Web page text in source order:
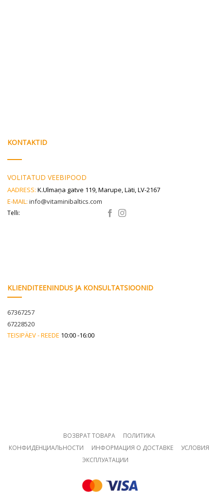
ВОЗВРАТ ТОВАРА
ПОЛИТИКА
КОНФИДЕНЦИАЛЬНОСТИ
ИНФОРМАЦИЯ О ДОСТАВКЕ
УСЛОВИЯ
ЭКСПЛУАТАЦИИ
KONTAKTID
VOLITATUD VEEBIPOOD
AADRESS: K.Ulmaņa gatve 119, Marupe, Läti, LV-2167
E-MAIL: info@vitaminibaltics.com
Telli:
KLIENDITEENINDUS JA KONSULTATSIOONID
67367257
67228520
TEISIPÄEV - REEDE 10:00 -16:00